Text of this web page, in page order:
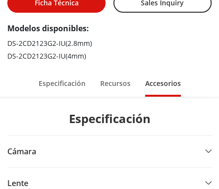
deep learningFicha Técnica Sales Inquiry
Modelos disponibles:
DS-2CD2123G2-IU(2.8mm)
DS-2CD2123G2-IU(4mm)
Especificación Recursos Accesorios
Especificación
Cámara
Lente